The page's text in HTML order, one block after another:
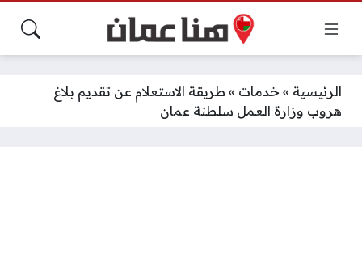
الرئيسية » خدمات » طريقة الاستعلام عن تقديم بلاغ
هروب وزارة العمل سلطنة عمان